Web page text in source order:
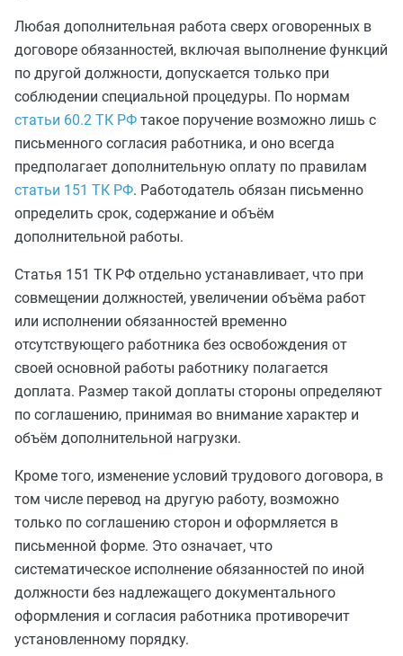
Любая дополнительная работа сверх оговоренных в
договоре обязанностей, включая выполнение функций
по другой должности, допускается только при
соблюдении специальной процедуры. По нормам
статьи 60.2 ТК РФ такое поручение возможно лишь с
письменного согласия работника, и оно всегда
предполагает дополнительную оплату по правилам
статьи 151 ТК РФ. Работодатель обязан письменно
определить срок, содержание и объём
дополнительной работы.
Статья 151 ТК РФ отдельно устанавливает, что при
совмещении должностей, увеличении объёма работ
или исполнении обязанностей временно
отсутствующего работника без освобождения от
своей основной работы работнику полагается
доплата. Размер такой доплаты стороны определяют
по соглашению, принимая во внимание характер и
объём дополнительной нагрузки.
Кроме того, изменение условий трудового договора, в
том числе перевод на другую работу, возможно
только по соглашению сторон и оформляется в
письменной форме. Это означает, что
систематическое исполнение обязанностей по иной
должности без надлежащего документального
оформления и согласия работника противоречит
установленному порядку.